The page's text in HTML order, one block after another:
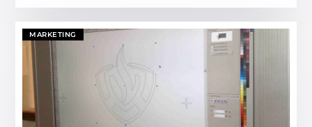
MARKETING